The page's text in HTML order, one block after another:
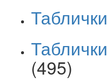
(495)